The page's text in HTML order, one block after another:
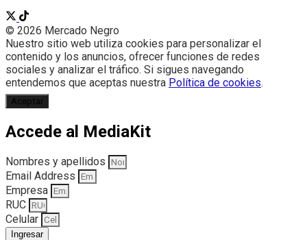
© 2026 Mercado Negro
Nuestro sitio web utiliza cookies para personalizar el
contenido y los anuncios, ofrecer funciones de redes
sociales y analizar el tráfico. Si sigues navegando
entendemos que aceptas nuestra Política de cookies.
Aceptar
Accede al MediaKit
Nombres y apellidos
Email Address
Empresa
RUC
Celular
Ingresar